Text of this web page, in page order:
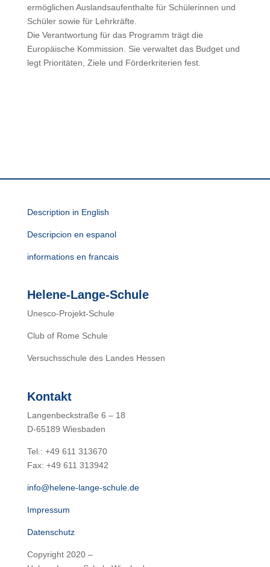
ermöglichen Auslandsaufenthalte für Schülerinnen und
Schüler sowie für Lehrkräfte.
Die Verantwortung für das Programm trägt die
Europäische Kommission. Sie verwaltet das Budget und
legt Prioritäten, Ziele und Förderkriterien fest.
Description in English
Descripcion en espanol
informations en francais
Helene-Lange-Schule
Unesco-Projekt-Schule
Club of Rome Schule
Versuchsschule des Landes Hessen
Kontakt
Langenbeckstraße 6 – 18
D-65189 Wiesbaden
Tel.: +49 611 313670
Fax: +49 611 313942
info@helene-lange-schule.de
Impressum
Datenschutz
Copyright 2020 –